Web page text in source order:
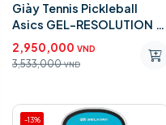
Giày Tennis Pickleball
Asics GEL-RESOLUTION X
1041A492-300
2,950,000 VND
3,533,000 VND
-13%